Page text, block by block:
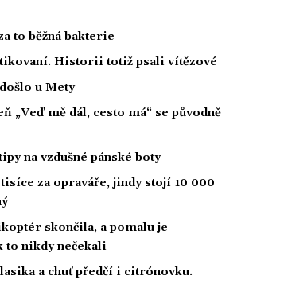
to běžná bakterie
Historii totiž psali vítězové
u Mety
„Veď mě dál, cesto má“ se původně
na vzdušné pánské boty
za opraváře, jindy stojí 10 000
skončila, a pomalu je
to nikdy nečekali
a chuť předčí i citrónovku.